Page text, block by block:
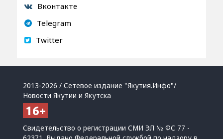
Вконтакте
Telegram
Twitter
2013-2026 / Сетевое издание "Якутия.Инфо"/
Новости Якутии и Якутска
Свидетельство о регистрации СМИ ЭЛ № ФС 77 -